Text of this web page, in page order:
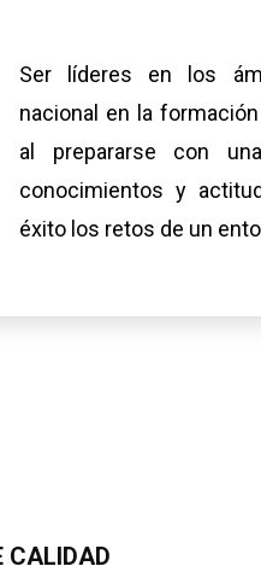
Ser líderes en los
nacional en la
al prepararse con
conocimientos y
éxito los retos de un
CALIDAD